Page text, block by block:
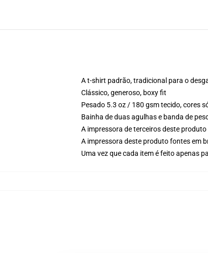
A t-shirt padrão, tradicional para o
Clássico, generoso, boxy fit
Pesado 5.3 oz / 180 gsm tecido, cores
Bainha de duas agulhas e banda de
A impressora de terceiros deste
A impressora deste produto fontes em
Uma vez que cada item é feito apenas